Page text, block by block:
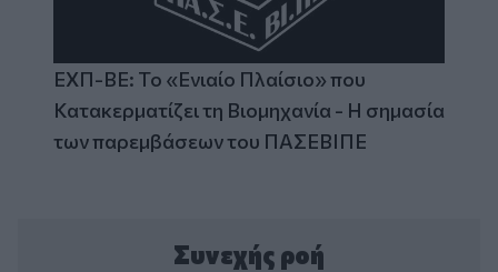
ΕΧΠ-ΒΕ: Το «Ενιαίο Πλαίσιο» που
Κατακερματίζει τη Βιομηχανία - Η σημασία
των παρεμβάσεων του ΠΑΣΕΒΙΠΕ
Συνεχής ροή